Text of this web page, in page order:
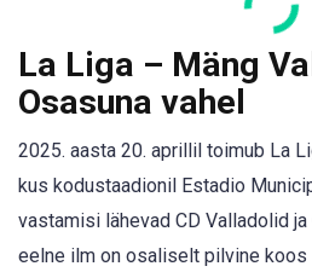
La Liga – Mäng
Osasuna vahel
2025. aasta 20. aprillil toimub La
kus kodustaadionil Estadio
vastamisi lähevad CD Valladolid ja
eelne ilm on osaliselt pilvine